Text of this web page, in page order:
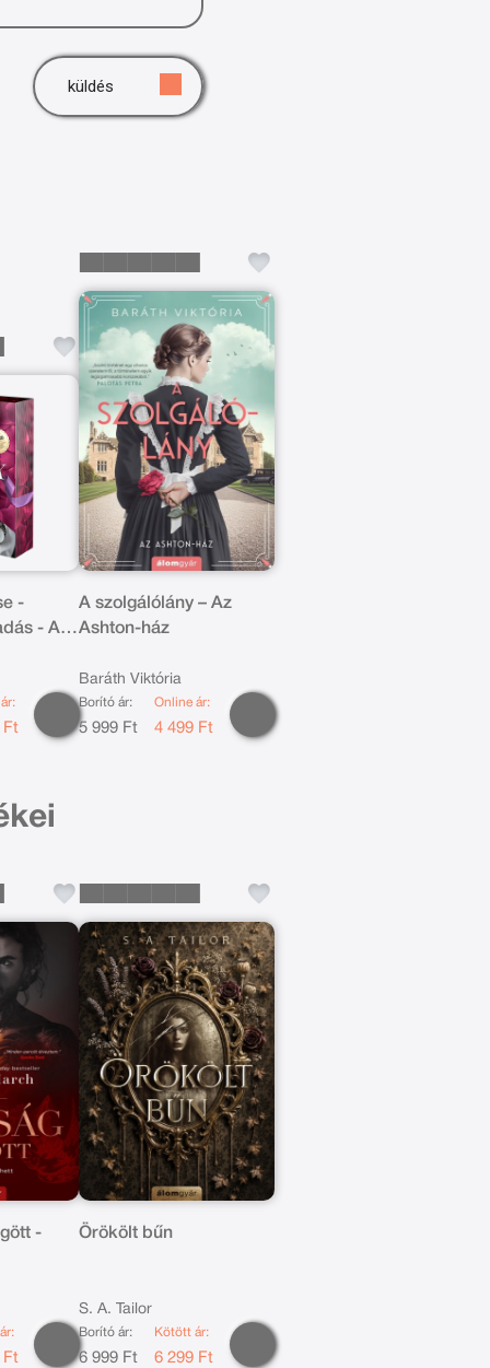
küldés
-
- A
Ft
A szolgálólány – Az
Ashton-ház
Baráth Viktória
Borító ár:
5 999 Ft
Online ár:
4 499 Ft
-
Ft
Örökölt bűn
S. A. Tailor
Borító ár:
6 999 Ft
Kötött ár:
6 299 Ft